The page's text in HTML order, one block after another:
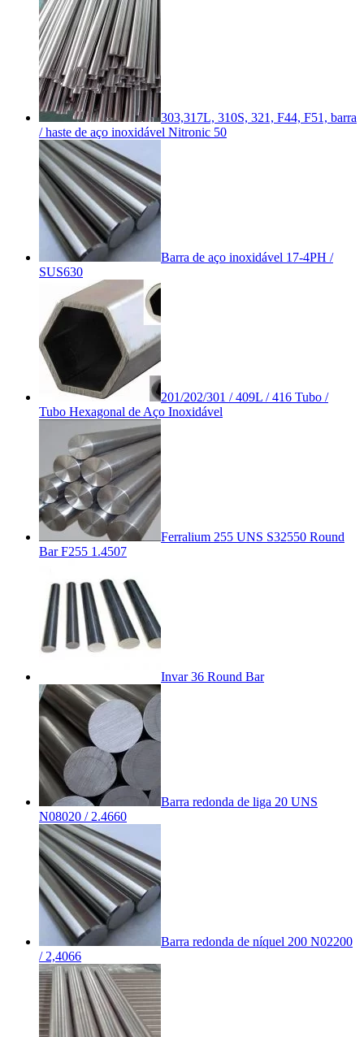
303,317L, 310S, 321, F44, F51, barra
/ haste de aço inoxidável Nitronic 50
Barra de aço inoxidável 17-4PH /
SUS630
201/202/301 / 409L / 416 Tubo /
Tubo Hexagonal de Aço Inoxidável
Ferralium 255 UNS S32550 Round
Bar F255 1.4507
Invar 36 Round Bar
Barra redonda de liga 20 UNS
N08020 / 2.4660
Barra redonda de níquel 200 N02200
/ 2,4066